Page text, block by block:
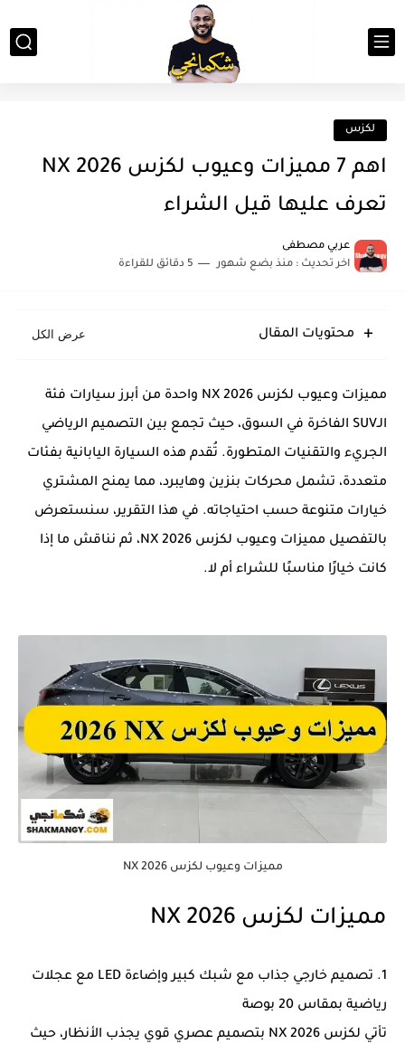
لكزس
اهم 7 مميزات وعيوب لكزس NX 2026
تعرف عليها قيل الشراء
عربي مصطفى
اخر تحديث : منذ بضع شهور 5 دقائق للقراءة
محتويات المقال
مميزات وعيوب لكزس NX 2026 واحدة من أبرز سيارات فئة
الـSUV الفاخرة في السوق، حيث تجمع بين التصميم الرياضي
الجريء والتقنيات المتطورة. تُقدم هذه السيارة اليابانية بفئات
متعددة، تشمل محركات بنزين وهايبرد، مما يمنح المشتري
خيارات متنوعة حسب احتياجاته. في هذا التقرير، سنستعرض
بالتفصيل مميزات وعيوب لكزس NX 2026، ثم نناقش ما إذا
كانت خيارًا مناسبًا للشراء أم لا.
مميزات وعيوب لكزس NX 2026
مميزات لكزس NX 2026
1. تصميم خارجي جذاب مع شبك كبير وإضاءة LED مع عجلات
رياضية بمقاس 20 بوصة
تأتي لكزس NX 2026 بتصميم عصري قوي يجذب الأنظار، حيث